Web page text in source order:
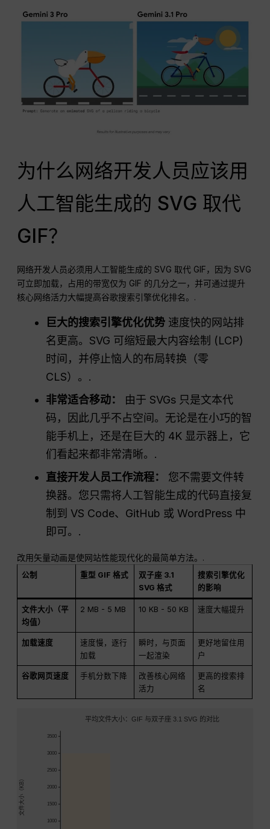
为什么网络开发人员应该用
人工智能生成的 SVG 取代
GIF？
网络开发人员必须用人工智能生成的 SVG 取代 GIF，因为 SVG
可立即加载，占用的带宽仅为 GIF 的几分之一，并可通过提升
核心网络活力大幅提高谷歌搜索引擎优化排名。.
巨大的搜索引擎优化优势 速度快的网站排
名更高。SVG 可缩短最大内容绘制 (LCP)
时间，并停止恼人的布局转换（零
CLS）。.
非常适合移动：
由于 SVGs 只是文本代
码，因此几乎不占空间。无论是在小巧的智
能手机上，还是在巨大的 4K 显示器上，它
们看起来都非常清晰。.
直接开发人员工作流程：
您不需要文件转
换器。您只需将人工智能生成的代码直接复
制到 VS Code、GitHub 或 WordPress 中
即可。.
改用矢量动画是使网站性能现代化的最简单方法。.
公制 重型 GIF 格式
双子座 3.1
SVG 格式
搜索引擎优化
的影响
文件大小（平
均值）
2 MB - 5 MB 10 KB - 50 KB 速度大幅提升
加载速度
速度慢，逐行
加载
瞬时，与页面
一起渲染
更好地留住用
户
谷歌网页速度 手机分数下降
改善核心网络
活力
更高的搜索排
名
平均文件大小：GIF 与双子座 3.1 SVG 的对比
3500
3000
2500
2000
1500
1000
文件大小（KB）